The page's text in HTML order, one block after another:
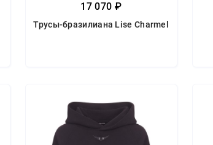
17 070 ₽
Трусы-бразилиана Lise Charmel